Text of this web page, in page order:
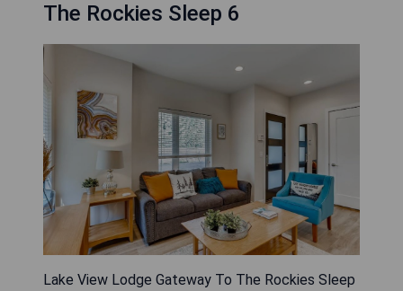
The Rockies Sleep 6
Lake View Lodge Gateway To The Rockies Sleep